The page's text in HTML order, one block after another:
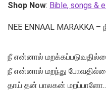
Shop Now: Bible, songs &
NEE ENNAAL MARAKKA
நீ என்னால்
நீ என்னால் மறந்து
தாய் தன் பாலகன்